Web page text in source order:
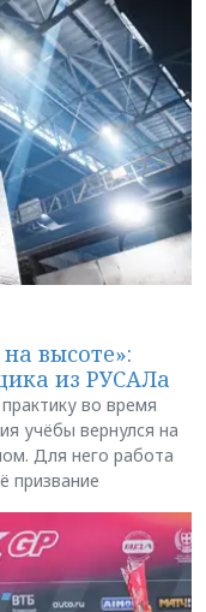
высоте»:
из РУСАЛа
во время
учёбы вернулся на
Для него работа
призвание